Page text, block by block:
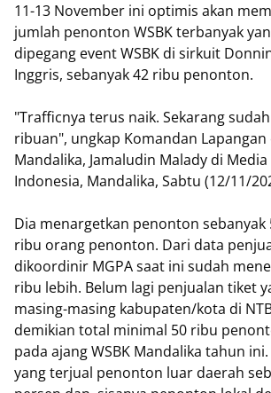
11-13 November ini optimis akan
jumlah penonton WSBK terbanyak
dipegang event WSBK di sirkuit
Inggris, sebanyak 42 ribu penonton.
"Trafficnya terus naik. Sekarang
ribuan", ungkap Komandan Lapangan
Mandalika, Jamaludin Malady di
Indonesia, Mandalika, Sabtu (12/11/
Dia menargetkan penonton sebanyak
ribu orang penonton. Dari data
dikoordinir MGPA saat ini sudah
ribu lebih. Belum lagi penjualan tiket
masing-masing kabupaten/kota di
demikian total minimal 50 ribu
pada ajang WSBK Mandalika tahun
yang terjual penonton luar daerah